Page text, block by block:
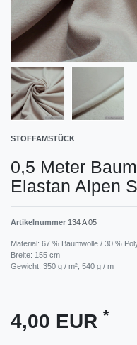
STOFFAMSTÜCK
0,5 Meter
Elastan Alpen
Artikelnummer 134 A 05
Material: 67 % Baumwolle / 30 %
Breite: 155 cm
Gewicht: 350 g / m²; 540 g / m
4,00 EUR *